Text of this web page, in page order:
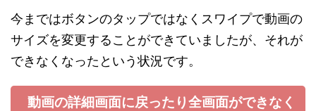
今まではボタンのタップではなくスワイプで動画の
サイズを変更することができていましたが、それが
できなくなったという状況です。
動画の詳細画面に戻ったり全画面ができなく